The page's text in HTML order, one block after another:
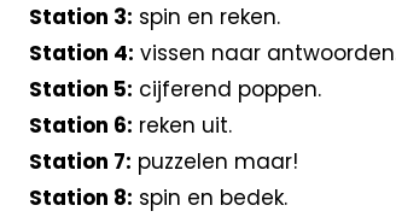
Station 3: spin en reken.
Station 4: vissen naar
Station 5: cijferend poppen.
Station 6: reken uit.
Station 7: puzzelen maar!
Station 8: spin en bedek.